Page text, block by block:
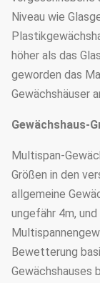
Niveau wie
höher als das
geworden das
Gewächshäuser
Gewächshaus-
Multispan-
Größen in den
allgemeine
ungefähr 4m,
Bewetterung
Gewächshauses